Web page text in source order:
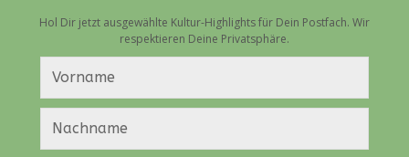
Hol Dir jetzt ausgewählte Kultur-Highlights für Dein Postfach. Wir
respektieren Deine Privatsphäre.